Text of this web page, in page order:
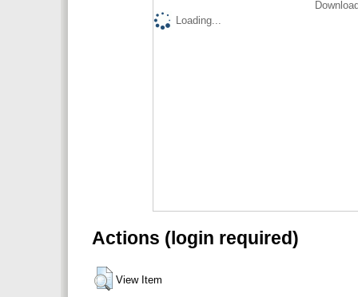
Loading...
Actions (login required)
View Item